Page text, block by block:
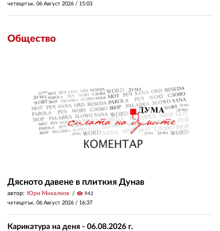
четвъртък, 06 Август 2026 / 15:03
Общество
Дясното давене в плиткия Дунав
автор: Юри Михалков visibility 942
четвъртък, 06 Август 2026 / 16:37
Карикатура на деня - 06.08.2026 г.